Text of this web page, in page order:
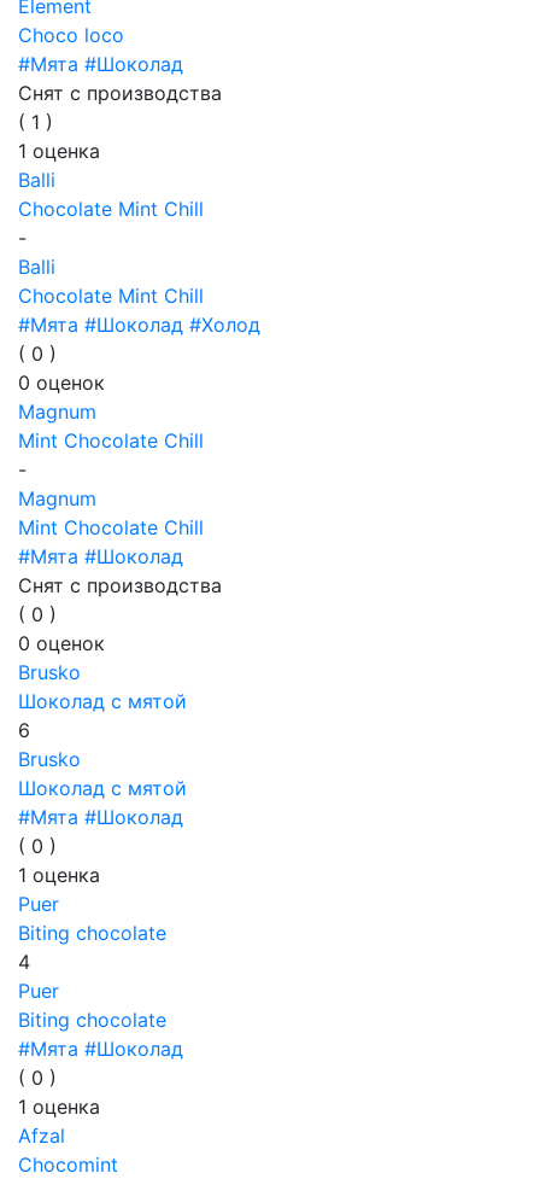
Element
Choco loco
#Мята #Шоколад
Снят с производства
( 1 )
1 оценка
Balli
Chocolate Mint Chill
-
Balli
Chocolate Mint Chill
#Мята #Шоколад #Холод
( 0 )
0 оценок
Magnum
Mint Chocolate Chill
-
Magnum
Mint Chocolate Chill
#Мята #Шоколад
Снят с производства
( 0 )
0 оценок
Brusko
Шоколад с мятой
6
Brusko
Шоколад с мятой
#Мята #Шоколад
( 0 )
1 оценка
Puer
Biting chocolate
4
Puer
Biting chocolate
#Мята #Шоколад
( 0 )
1 оценка
Afzal
Chocomint